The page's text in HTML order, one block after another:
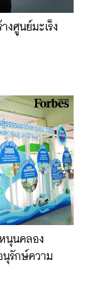
ศูนย์มะเร็ง
นุนคลอง
นุรักษ์ความ